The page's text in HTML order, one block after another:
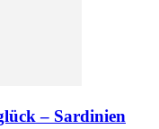
– Sardinien